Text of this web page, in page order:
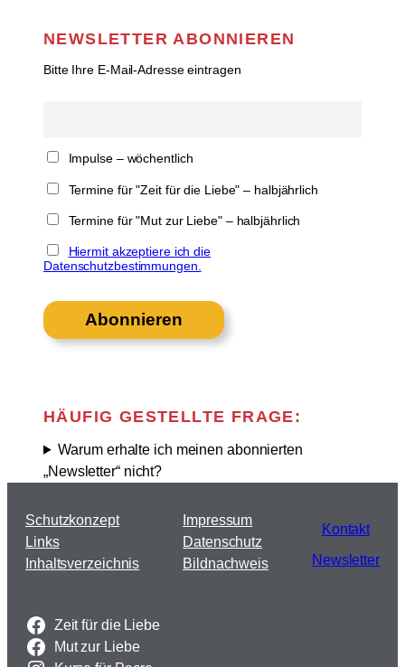
NEWSLETTER ABONNIEREN
Bitte Ihre E-Mail-Adresse eintragen
Impulse – wöchentlich
Termine für "Zeit für die Liebe" – halbjährlich
Termine für "Mut zur Liebe" – halbjährlich
Hiermit akzeptiere ich die
Datenschutzbestimmungen.
HÄUFIG GESTELLTE FRAGE:
Warum erhalte ich meinen abonnierten
„Newsletter“ nicht?
Schutzkonzept
Links
Inhaltsverzeichnis
Impressum
Datenschutz
Bildnachweis
Kontakt
Newsletter
Zeit für die Liebe
Mut zur Liebe